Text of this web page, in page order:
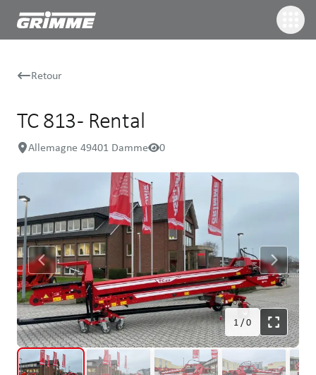
Retour
TC 813 - Rental
Allemagne 49401 Damme 0
1/0